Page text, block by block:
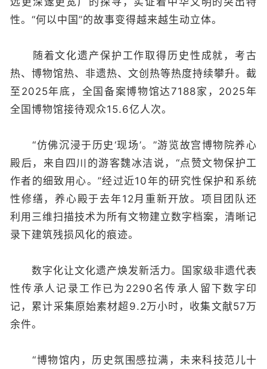
性。“何以中国”的故事变得越来越生动立体。
随着文化遗产保护工作取得历史性成就，考古
热、博物馆热、非遗热、文创热等热度持续攀升。截
至2025年底，全国备案博物馆达7188家，2025年
全国博物馆接待观众15.6亿人次。
“仿佛沉浸于历史‘现场’。”游览故宫博物院养心
殿后，来自四川的游客魏冰洁说，“点赞文物保护工
作者的细致用心。”经过近10年的研究性保护和系统
性修缮，养心殿于去年12月重新开放。项目团队还
利用三维扫描技术为所有文物建立数字档案，清晰记
录下建筑残损风化的痕迹。
数字化让文化遗产焕发新活力。国家级非遗代表
性传承人记录工作已为2290名传承人留下数字印
记，累计采集原始素材超9.2万小时，收集文献57万
余件。
“博物馆内，历史氛围感拉满，未来科技范儿十